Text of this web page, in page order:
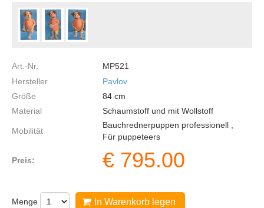
Art.-Nr.
MP521
Hersteller
Pavlov
Größe
84 cm
Material
Schaumstoff und mit Wollstoff
Mobilität
Bauchrednerpuppen professionell ,
Für puppeteers
Preis: € 795.00
Menge In Warenkorb legen